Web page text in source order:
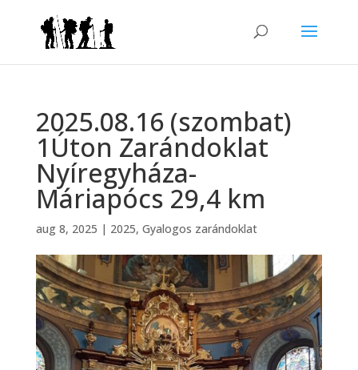
2025.08.16 (szombat)
1Úton Zarándoklat
Nyíregyháza-
Máriapócs 29,4 km
aug 8, 2025 | 2025, Gyalogos zarándoklat